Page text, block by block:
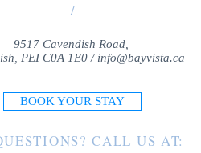
/
9517 Cavendish Road,
PEI C0A 1E0 / info@bayvista.ca
BOOK YOUR STAY
CALL US AT: